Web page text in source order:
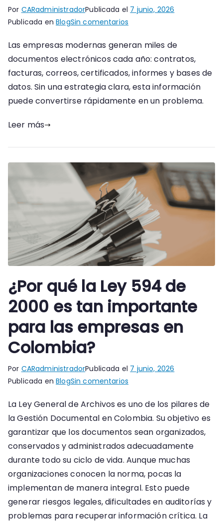
Por CARadministradorPublicada el 7 junio, 2026
Publicada enBlogSin comentarios
digitales:
el
futuro
de
la
Colombia
Las empresas modernas generan miles de
documentos electrónicos cada año: contratos,
facturas, correos, certificados, informes y bases de
datos. Sin una estrategia clara, esta información
puede convertirse rápidamente en un problema.
Leer más
¿Por qué la Ley 594 de
2000 es tan importante
para las empresas en
Colombia?
Por CARadministradorPublicada el 7 junio, 2026
Publicada enBlogSin comentarios
qué
la
Ley
594
de
2000
es
tan
importante
para
La Ley General de Archivos es uno de los pilares de
la Gestión Documental en Colombia. Su objetivo es
garantizar que los documentos sean organizados,
conservados y administrados adecuadamente
durante todo su ciclo de vida. Aunque muchas
organizaciones conocen la norma, pocas la
implementan de manera integral. Esto puede
generar riesgos legales, dificultades en auditorías y
problemas para recuperar información crítica. La